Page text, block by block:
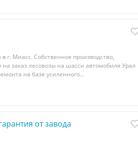
г. Миасс. Собственное производство,
заказ лесовозы на шасси автомобиля Урал
на базе усиленного...
от завода